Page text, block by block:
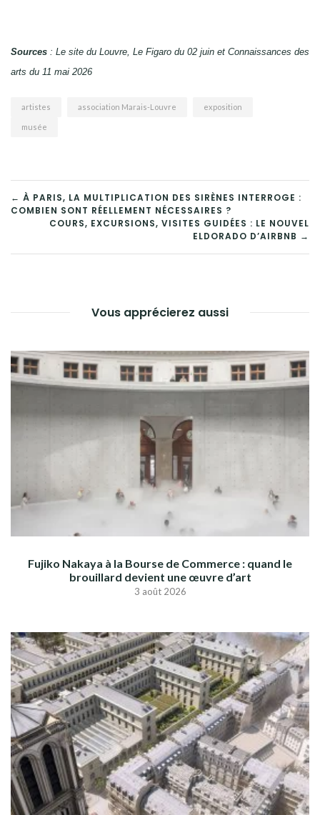
Sources : Le site du Louvre, Le Figaro du 02 juin et Connaissances des
arts du 11 mai 2026
artistes association Marais-Louvre exposition
musée
NAVIGATION
L’ARTICLE
← À PARIS, LA MULTIPLICATION DES SIRÈNES INTERROGE :
COMBIEN SONT RÉELLEMENT NÉCESSAIRES ?
COURS, EXCURSIONS, VISITES GUIDÉES : LE NOUVEL
ELDORADO D’AIRBNB →
Vous apprécierez aussi
Fujiko Nakaya à la Bourse de Commerce : quand le
brouillard devient une œuvre d’art
3 août 2026